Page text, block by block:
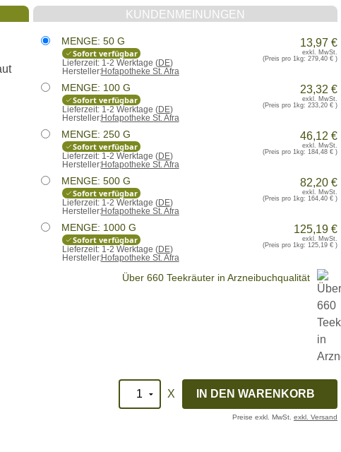
KUNDENMEINUNGEN
MENGE: 50 G
Sofort verfügbar
Lieferzeit:1-2 Werktage (DE)
Hersteller:Hofapotheke St. Afra
13,97 €
exkl. MwSt.
(Preis pro 1kg: 279,40 €)
MENGE: 100 G
Sofort verfügbar
Lieferzeit:1-2 Werktage (DE)
Hersteller:Hofapotheke St. Afra
23,32 €
exkl. MwSt.
(Preis pro 1kg: 233,20 €)
MENGE: 250 G
Sofort verfügbar
Lieferzeit:1-2 Werktage (DE)
Hersteller:Hofapotheke St. Afra
46,12 €
exkl. MwSt.
(Preis pro 1kg: 184,48 €)
MENGE: 500 G
Sofort verfügbar
Lieferzeit:1-2 Werktage (DE)
Hersteller:Hofapotheke St. Afra
82,20 €
exkl. MwSt.
(Preis pro 1kg: 164,40 €)
MENGE: 1000 G
Sofort verfügbar
Lieferzeit:1-2 Werktage (DE)
Hersteller:Hofapotheke St. Afra
125,19 €
exkl. MwSt.
(Preis pro 1kg: 125,19 €)
Über 660 Teekräuter in Arzneibuchqualität
X
Preise exkl. MwSt. exkl. Versand